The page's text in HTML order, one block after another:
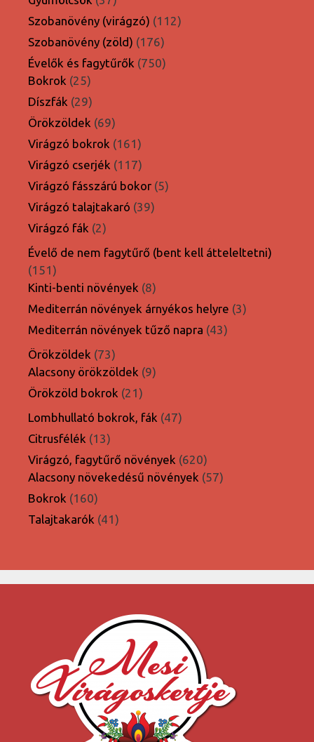
termék
Szobanövény (virágzó) 112112
Szobanövény (zöld) 176176
termék
Évelők és fagytűrők 750750
Bokrok 2525
termék
Díszfák 2929
termék
Örökzöldek 6969
termék
Virágzó bokrok 161161
termék
Virágzó cserjék 117117
termék
Virágzó fásszárú bokor 55
Virágzó talajtakaró 3939
Virágzó fák 22
termék
Évelő de nem fagytűrő (bent kell átteleltetni)
151151
termék
Kinti-benti növények 88
termék
Mediterrán növények árnyékos helyre 33
Mediterrán növények tűző napra 4343
Örökzöldek 7373
termék
Alacsony örökzöldek 99
Örökzöld bokrok 2121
termék
Lombhullató bokrok, fák 4747
Citrusfélék 1313
termék
Virágzó, fagytűrő növények 620620
termék
Alacsony növekedésű növények 5757
Bokrok 160160
termék
Talajtakarók 4141